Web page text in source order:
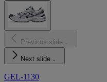
Previous slide
Next slide
GEL-1130